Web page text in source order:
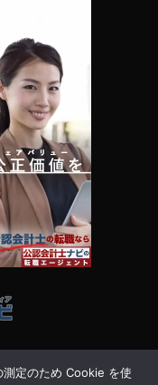
測定のため Cookie を使